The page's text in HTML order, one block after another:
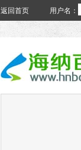
返回首页 用户名：